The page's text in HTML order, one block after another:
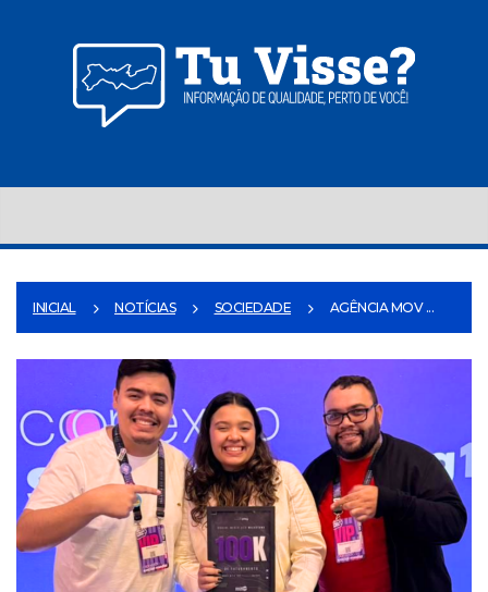
INICIAL NOTÍCIAS SOCIEDADE AGÊNCIA MOV ...